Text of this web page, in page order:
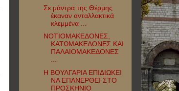
Σε μάντρα της Θέρμης
έκαναν ανταλλακτικά
κλεμμένα ...
ΝΟΤΙΟΜΑΚΕΔΟΝΕΣ,
ΚΑΤΩΜΑΚΕΔΟΝΕΣ ΚΑΙ
ΠΑΛΑΙΟΜΑΚΕΔΟΝΕΣ
Η ΒΟΥΛΓΑΡΙΑ ΕΠΙΔΙΩΚΕΙ
ΝΑ ΕΠΑΝΕΡΘΕΙ ΣΤΟ
ΠΡΟΣΚΗΝΙΟ